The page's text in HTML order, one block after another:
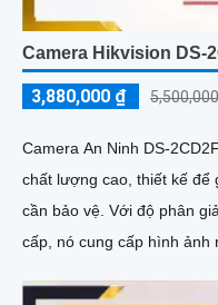
Camera Hikvision DS-
3,880,000 ₫
Camera An Ninh DS-
chất lượng cao, thiết kế để
cần bảo vệ. Với độ phân giải 4MP và công nghệ hình ảnh cao
cấp, nó cung cấp hình